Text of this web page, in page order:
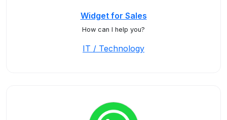
Widget for Sales
How can I help you?
IT / Technology